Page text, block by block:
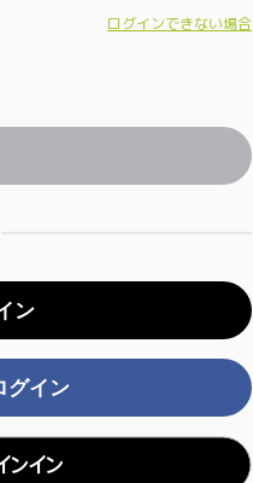
ログインできない場合
ン
グイン
イン